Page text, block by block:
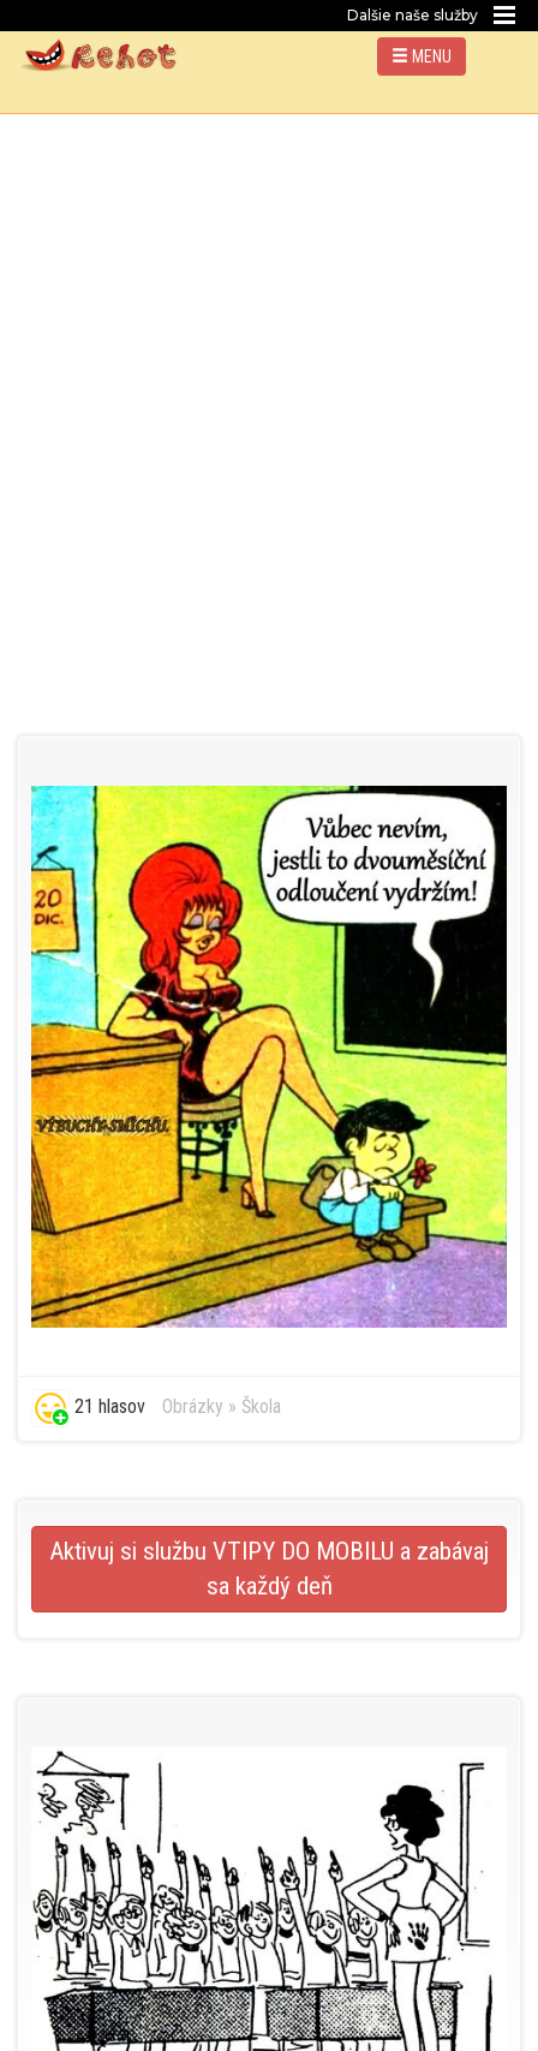
Dalšie naše služby
MENU
21 hlasov Obrázky » Škola
Aktivuj si službu VTIPY DO MOBILU a zabávaj
sa každý deň